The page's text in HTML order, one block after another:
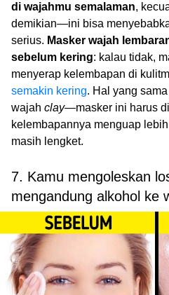
di wajahmu semalaman,
demikian—ini bisa
serius. Masker wajah
sebelum kering: kalau tidak,
menyerap kelembapan di
semakin kering. Hal yang
wajah clay—masker ini harus
kelembapannya menguap
masih lengket.
7. Kamu mengoleskan
mengandung alkohol ke